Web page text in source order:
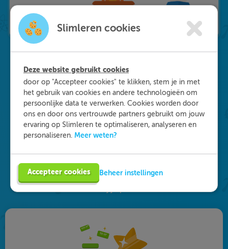
Waarom kiezen voor
Slimleren?
Onderdeel worden van ons multidisciplinaire
team? Dat kan! We zijn op zoek naar starters in
de zorg, maar ook naar medisch specialisten en
GZ-psychologen. Eén ding staat daarbij vast: je
vult je functie anders in dan je gewend bent. Vind
Slimleren cookies
Deze website gebruikt cookies
door op "Accepteer cookies" te klikken, stem je in met
het gebruik van cookies en andere technologieën om
persoonlijke data te verwerken. Cookies worden door
ons en door ons vertrouwde partners gebruikt om jouw
ervaring op Slimleren te optimaliseren, analyseren en
personaliseren. Meer weten?
Accepteer cookies Beheer instellingen